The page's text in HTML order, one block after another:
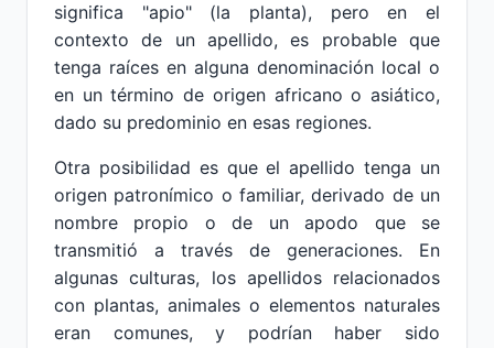
significa "apio" (la planta), pero en el
contexto de un apellido, es probable que
tenga raíces en alguna denominación local o
en un término de origen africano o asiático,
dado su predominio en esas regiones.
Otra posibilidad es que el apellido tenga un
origen patronímico o familiar, derivado de un
nombre propio o de un apodo que se
transmitió a través de generaciones. En
algunas culturas, los apellidos relacionados
con plantas, animales o elementos naturales
eran comunes, y podrían haber sido